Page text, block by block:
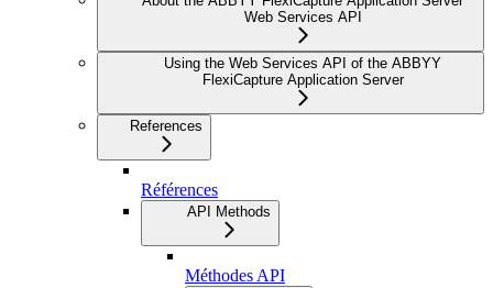
Web Services API
Using the Web Services API of the ABBYY
FlexiCapture Application Server
References
Références
API Methods
Méthodes API